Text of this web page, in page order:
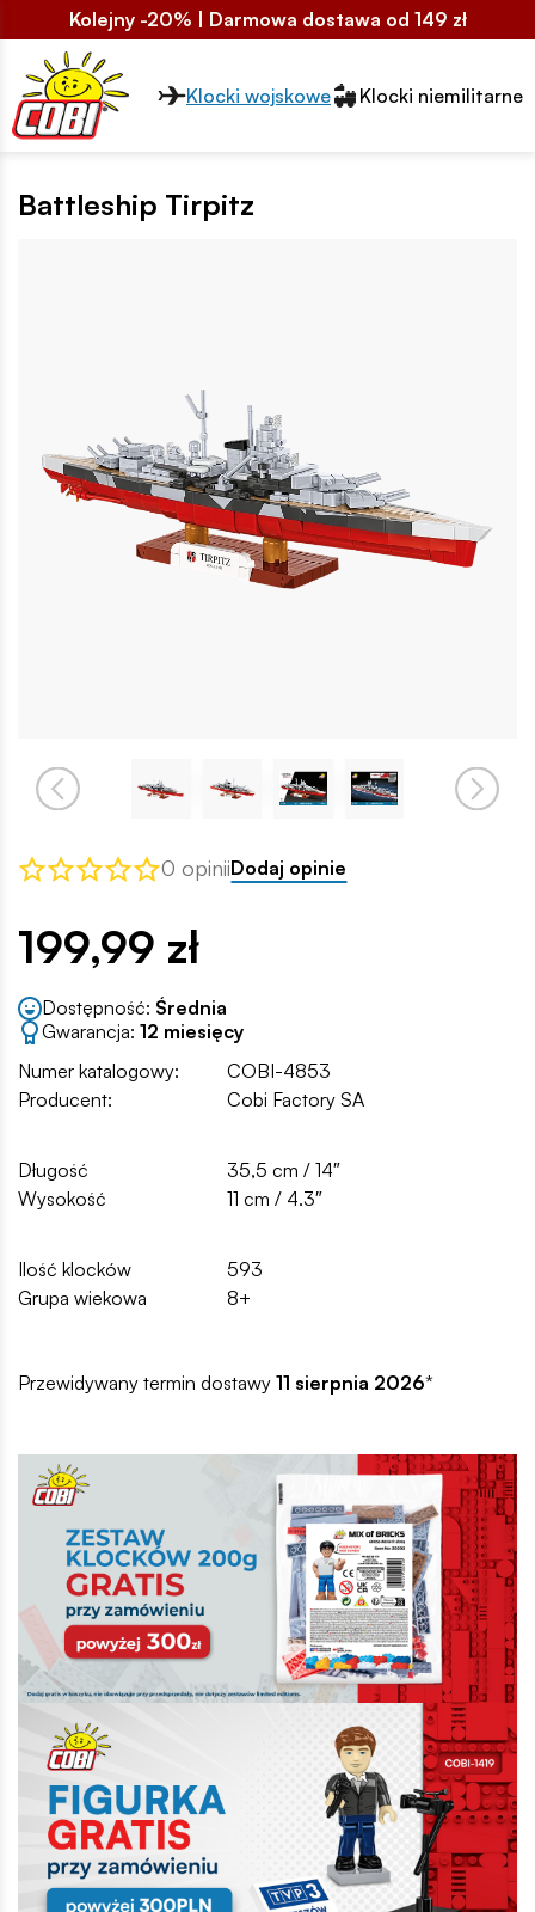
Kolejny -20% | Darmowa dostawa od 149 zł
Przełącznik segmentów2
Klocki wojskowe Klocki niemilitarne
Battleship Tirpitz
0 opiniiDodaj opinie
199,99 zł
Dostępność: Średnia
Gwarancja: 12 miesięcy
Numer katalogowy:
COBI-4853
Producent:
Cobi Factory SA
Długość
35,5 cm / 14″
Wysokość
11 cm / 4.3″
Ilość klocków
593
Grupa wiekowa
8+
Przewidywany termin dostawy 11 sierpnia 2026*